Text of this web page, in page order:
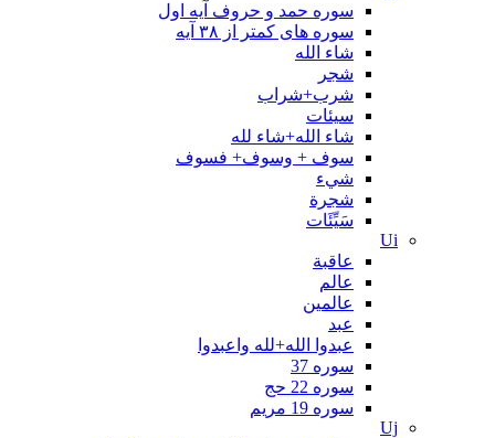
سوره حمد و حروف آیه اول
سوره های کمتر از ۳۸ آیه
شاء الله
شجر
شرب+شراب
سيئات
شاء الله+شاء لله
سوف + وسوف+ فسوف
شيء
شجرة
سَيِّئَات
Ui
عاقبة
عالم
عالمین
عبد
عبدوا الله+لله واعبدوا
سوره 37
سوره 22 حج
سوره 19 مريم
Uj